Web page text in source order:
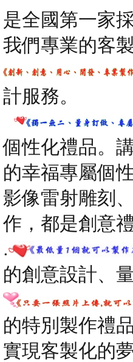
是全國第一家
我們專業的客
計服務。
個性化禮品。
的幸福專屬個
影像雷射雕刻
作，都是創意
.
的創意設計、
的特別製作禮
實現客製化的夢